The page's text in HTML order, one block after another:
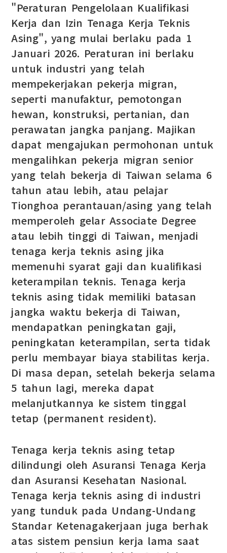
"Peraturan Pengelolaan Kualifikasi
Kerja dan Izin Tenaga Kerja Teknis
Asing", yang mulai berlaku pada 1
Januari 2026. Peraturan ini berlaku
untuk industri yang telah
mempekerjakan pekerja migran,
seperti manufaktur, pemotongan
hewan, konstruksi, pertanian, dan
perawatan jangka panjang. Majikan
dapat mengajukan permohonan untuk
mengalihkan pekerja migran senior
yang telah bekerja di Taiwan selama 6
tahun atau lebih, atau pelajar
Tionghoa perantauan/asing yang telah
memperoleh gelar Associate Degree
atau lebih tinggi di Taiwan, menjadi
tenaga kerja teknis asing jika
memenuhi syarat gaji dan kualifikasi
keterampilan teknis. Tenaga kerja
teknis asing tidak memiliki batasan
jangka waktu bekerja di Taiwan,
mendapatkan peningkatan gaji,
peningkatan keterampilan, serta tidak
perlu membayar biaya stabilitas kerja.
Di masa depan, setelah bekerja selama
5 tahun lagi, mereka dapat
melanjutkannya ke sistem tinggal
tetap (permanent resident).
Tenaga kerja teknis asing tetap
dilindungi oleh Asuransi Tenaga Kerja
dan Asuransi Kesehatan Nasional.
Tenaga kerja teknis asing di industri
yang tunduk pada Undang-Undang
Standar Ketenagakerjaan juga berhak
atas sistem pensiun kerja lama saat